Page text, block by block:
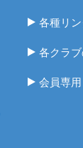
各種リン
各クラ
会員専用